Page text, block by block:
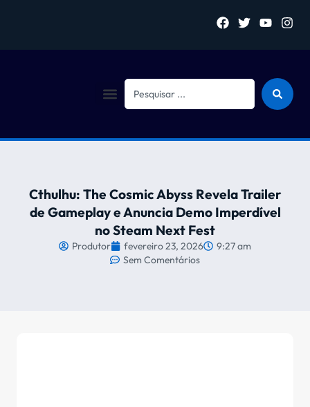
Cthulhu: The Cosmic Abyss Revela Trailer
de Gameplay e Anuncia Demo Imperdível
no Steam Next Fest
Produtor fevereiro 23, 2026
9:27 am
Sem Comentários